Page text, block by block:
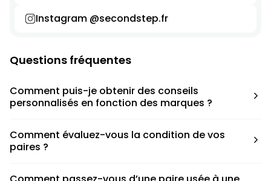
Instagram @secondstep.fr
Questions fréquentes
Comment puis-je obtenir des conseils
personnalisés en fonction des marques ?
pour déterminer la taille appropriée, que ce soit une taille
en dessous, au-dessus ou correspondant à votre taille
Comment évaluez-vous la condition de vos
paires ?